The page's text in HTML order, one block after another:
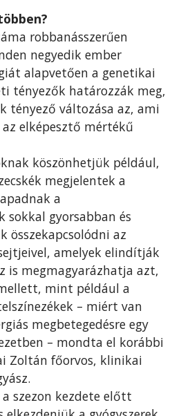
robbanásszerűen
negyedik ember
alapvetően a genetikai
tényezők határozzák meg,
tényező változása az, ami
elképesztő mértékű
köszönhetjük például,
megjelentek a
a
sokkal gyorsabban és
összekapcsolódni az
amelyek elindítják
is megmagyarázhatja azt,
mint például a
– miért van
megbetegedésre egy
– mondta el korábbi
Zoltán főorvos, klinikai
szezon kezdete előtt